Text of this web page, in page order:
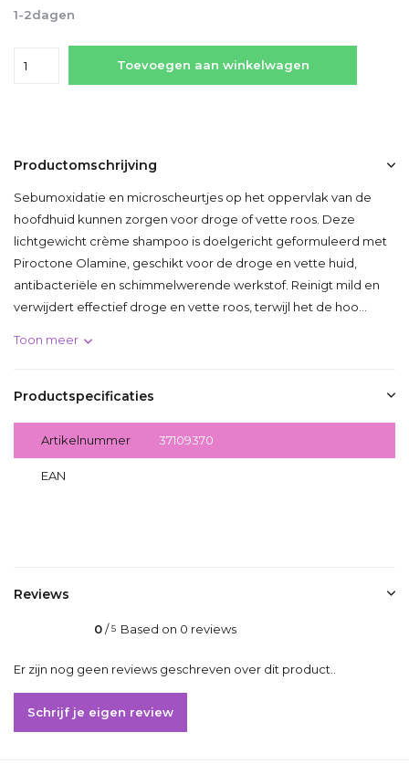
1-2dagen
Toevoegen aan winkelwagen
Productomschrijving
Sebumoxidatie en microscheurtjes op het oppervlak van de
hoofdhuid kunnen zorgen voor droge of vette roos. Deze
lichtgewicht crème shampoo is doelgericht geformuleerd met
Piroctone Olamine, geschikt voor de droge en vette huid,
antibacteriële en schimmelwerende werkstof. Reinigt mild en
verwijdert effectief droge en vette roos, terwijl het de hoo...
Toon meer
Productspecificaties
Artikelnummer 37109370
EAN
Reviews
0/5 Based on 0 reviews
Er zijn nog geen reviews geschreven over dit product..
Schrijf je eigen review